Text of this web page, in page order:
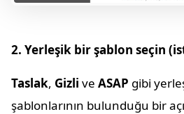
2. Yerleşik bir şablon seçin
Taslak, Gizli ve ASAP gibi
şablonlarının bulunduğu bir